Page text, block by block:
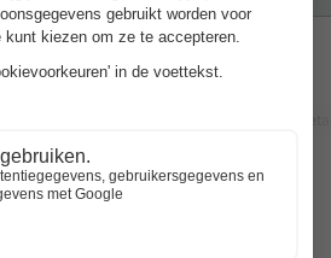
Vakantiehuis 4 personen - Luxe
100m2
4 Volwassenen
Meer weten